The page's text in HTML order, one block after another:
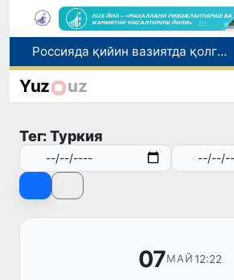
2030 йилгача хавфли чиқиндиларни қайта ишлаш даражаси 20 фоизга етказилади
Ўзбекистон илк бор Халқаро информатика олимпиадаси — IOI 2026га мезбонлик қилади
Россияда қийин вазиятда қолган юзлаб ўзбекистонликлар ортга қайтарилди
Yuz uz
Тег: Туркия
07МАЙ 12:22